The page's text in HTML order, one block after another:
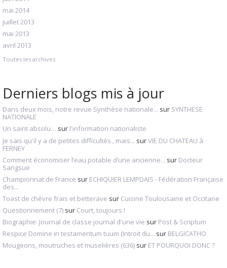
mai 2014
juillet 2013
mai 2013
avril 2013
Toutes les archives
Derniers blogs mis à jour
Dans deux mois, notre revue Synthèse nationale... sur SYNTHESE
NATIONALE
Un saint absolu… sur l'information nationaliste
Je sais qu'il y a de petites difficultés , mais... surVIE DU CHATEAU à
FERNEY
Comment économiser l’eau potable d’une ancienne... sur Docteur
Sangsue
Championnat de France sur ECHIQUIER LEMPDAIS - Fédération Française
des...
Toast de chèvre frais et betterave sur Cuisine Toulousaine et Occitane
Questionnement (7) sur Court, toujours !
Biographie: Journal de classe journal d'une vie sur Post & Scriptum
Respice Domine in testamentum tuum (Introit du... sur BELGICATHO
Mougeons, moutruches et muselières (636) sur ET POURQUOI DONC ?